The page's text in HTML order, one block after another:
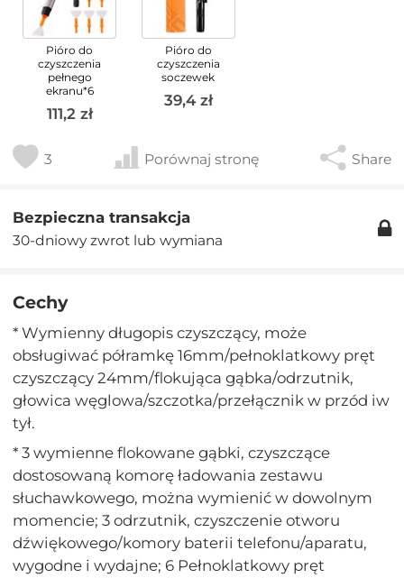
Pióro do
czyszczenia
pełnego
ekranu*6
111,2 zł
Pióro do
czyszczenia
soczewek
39,4 zł
3 Porównaj stronę Share
Bezpieczna transakcja
30-dniowy zwrot lub wymiana
Cechy
* Wymienny długopis czyszczący, może
obsługiwać półramkę 16mm/pełnoklatkowy pręt
czyszczący 24mm/flokująca gąbka/odrzutnik,
głowica węglowa/szczotka/przełącznik w przód iw
tył.
* 3 wymienne flokowane gąbki, czyszczące
dostosowaną komorę ładowania zestawu
słuchawkowego, można wymienić w dowolnym
momencie; 3 odrzutnik, czyszczenie otworu
dźwiękowego/komory baterii telefonu/aparatu,
wygodne i wydajne; 6 Pełnoklatkowy pręt